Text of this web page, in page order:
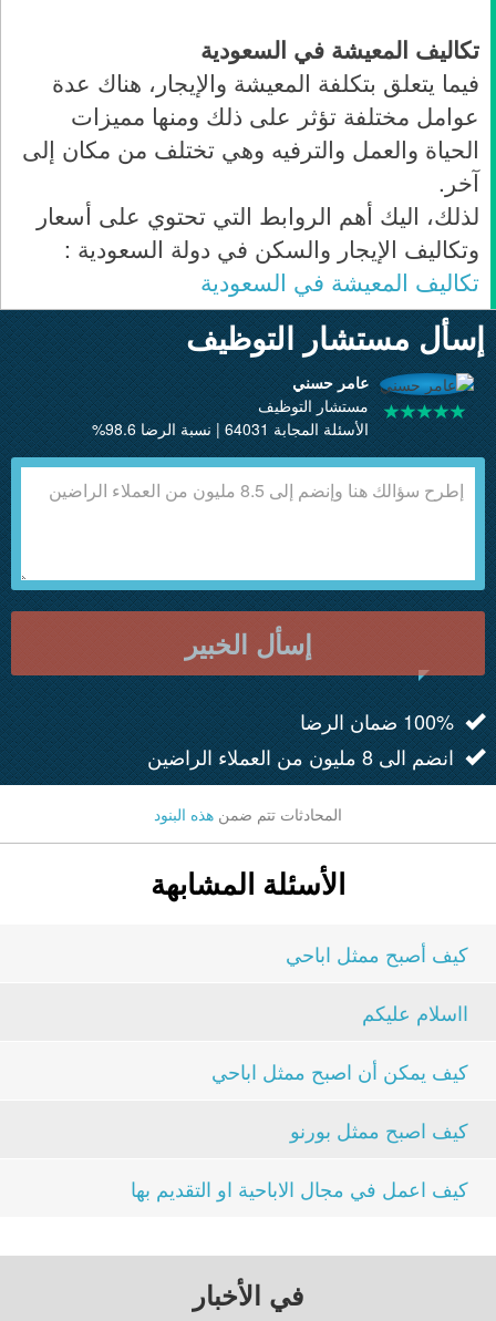
تكاليف المعيشة في السعودية
فيما يتعلق بتكلفة المعيشة والإيجار، هناك عدة
عوامل مختلفة تؤثر على ذلك ومنها مميزات
الحياة والعمل والترفيه وهي تختلف من مكان إلى
آخر.
لذلك، اليك أهم الروابط التي تحتوي على أسعار
وتكاليف الإيجار والسكن في دولة السعودية :
تكاليف المعيشة في السعودية
إسأل مستشار التوظيف
عامر حسني
مستشار التوظيف
الأسئلة المجابة 64031 | نسبة الرضا 98.6%
إسأل الخبير
100% ضمان الرضا
انضم الى 8 مليون من العملاء الراضين
المحادثات تتم ضمن هذه البنود
الأسئلة المشابهة
كيف أصبح ممثل اباحي
ااسلام عليكم
كيف يمكن أن اصبح ممثل اباحي
كيف اصبح ممثل بورنو
كيف اعمل في مجال الاباحية او التقديم بها
في الأخبار